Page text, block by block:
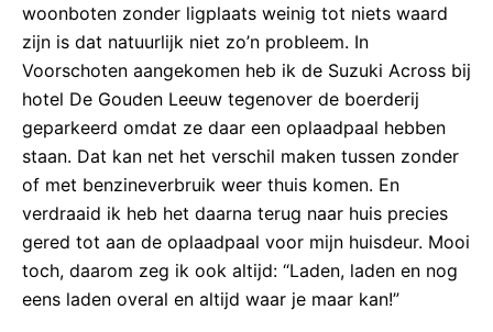
woonboten zonder ligplaats weinig tot niets waard
zijn is dat natuurlijk niet zo’n probleem. In
Voorschoten aangekomen heb ik de Suzuki Across bij
hotel De Gouden Leeuw tegenover de boerderij
geparkeerd omdat ze daar een oplaadpaal hebben
staan. Dat kan net het verschil maken tussen zonder
of met benzineverbruik weer thuis komen. En
verdraaid ik heb het daarna terug naar huis precies
gered tot aan de oplaadpaal voor mijn huisdeur. Mooi
toch, daarom zeg ik ook altijd: “Laden, laden en nog
eens laden overal en altijd waar je maar kan!”